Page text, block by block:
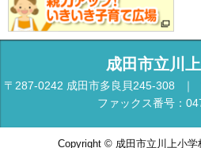
成田市立川
〒287-0242 成田市多良貝245-308
ファックス番号：
Copyright © 成田市立川上小